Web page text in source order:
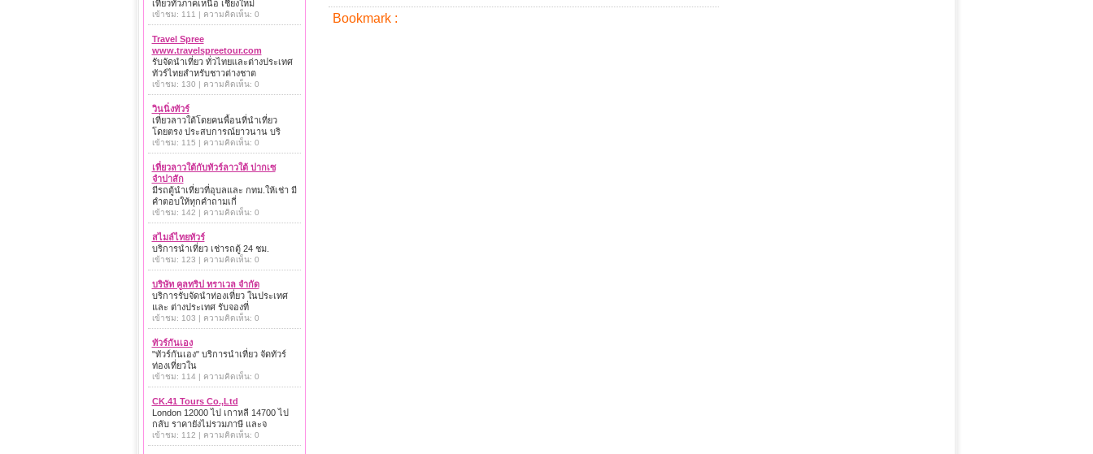
Bookmark :
เที่ยวทั่วภาคเหนือ เชียงใหม่
เข้าชม: 111 | ความคิดเห็น: 0
Travel Spree
www.travelspreetour.com
รับจัดนำเที่ยว ทั่วไทยและต่างประเทศ
ทัวร์ไทยสำหรับชาวต่างชาต
เข้าชม: 130 | ความคิดเห็น: 0
วินนิ่งทัวร์
เที่ยวลาวใต้โดยคนพื้อนที่นำเที่ยว
โดยตรง ประสบการณ์ยาวนาน บริ
เข้าชม: 115 | ความคิดเห็น: 0
เที่ยวลาวใต้กับทัวร์ลาวใต้ ปากเซ
จำปาสัก
มีรถตู้นำเที่ยวที่อุบลและ กทม.ให้เช่า มี
คำตอบให้ทุกคำถามเกี่
เข้าชม: 142 | ความคิดเห็น: 0
สไมล์ไทยทัวร์
บริการนำเที่ยว เช่ารถตู้ 24 ชม.
เข้าชม: 123 | ความคิดเห็น: 0
บริษัท คูลทริป ทราเวล จำกัด
บริการรับจัดนำท่องเที่ยว ในประเทศ
และ ต่างประเทศ รับจองที่
เข้าชม: 103 | ความคิดเห็น: 0
ทัวร์กันเอง
"ทัวร์กันเอง" บริการนำเที่ยว จัดทัวร์
ท่องเที่ยวใน
เข้าชม: 114 | ความคิดเห็น: 0
CK.41 Tours Co.,Ltd
London 12000 ไป เกาหลี 14700 ไป
กลับ ราคายังไม่รวมภาษี และจ
เข้าชม: 112 | ความคิดเห็น: 0